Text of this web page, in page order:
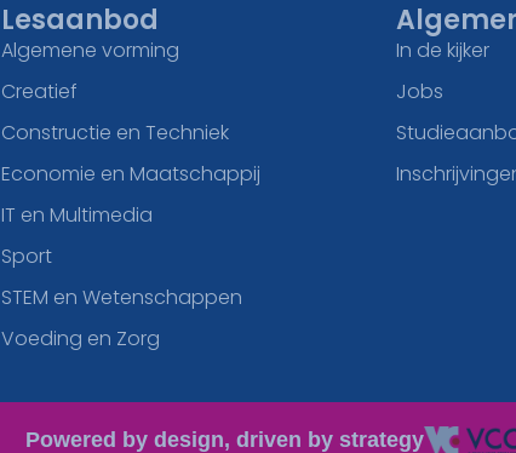
Lesaanbod
Algemene vorming
Creatief
Constructie en Techniek
Economie en Maatschappij
IT en Multimedia
Sport
STEM en Wetenschappen
Voeding en Zorg
In de kijker
Jobs
Powered by design, driven by strategy